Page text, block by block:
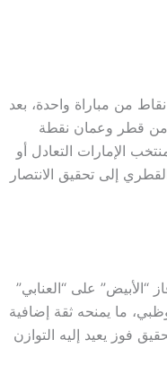
من مباراة واحدة، بعد
من قطر وعمان نقطة
الإمارات التعادل أو
إلى تحقيق الانتصار
“الأبيض” على “العنابي”
التصفيات بنتيجتي 3-1 في الدوحة، و5-0 في أبوظبي، ما يمنحه ثقة إضافية
فوز يعيد إليه التوازن